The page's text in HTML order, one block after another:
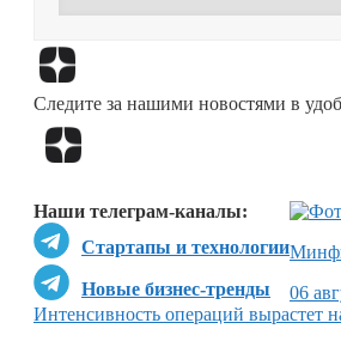
Следите за нашими новостями в
Наши телеграм-каналы:
Стартапы и технологии
Новые бизнес-тренды
06
Интенсивность операций вырастет